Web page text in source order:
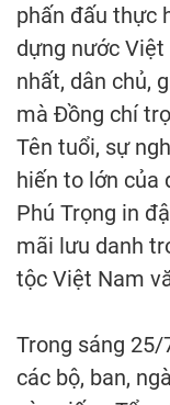
phấn đấu thực
dựng nước
nhất, dân chủ,
mà Đồng chí
Tên tuổi, sự
hiến to lớn của
Phú Trọng in
mãi lưu danh
tộc Việt Nam
Trong sáng 25/
các bộ, ban,